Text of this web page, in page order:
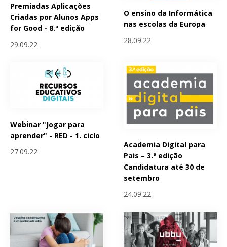
Premiadas Aplicações
Criadas por Alunos Apps
for Good - 8.ª edição
29.09.22
O ensino da Informática
nas escolas da Europa
28.09.22
Webinar "Jogar para
aprender" - RED - 1. ciclo
27.09.22
Academia Digital para
Pais – 3.ª edição
Candidatura até 30 de
setembro
24.09.22